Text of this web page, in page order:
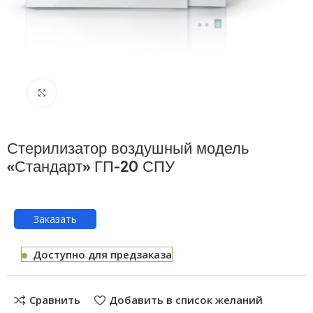
Стерилизатор воздушный модель
«Стандарт» ГП-20 СПУ
Заказать
Доступно для предзаказа
Сравнить Добавить в список желаний